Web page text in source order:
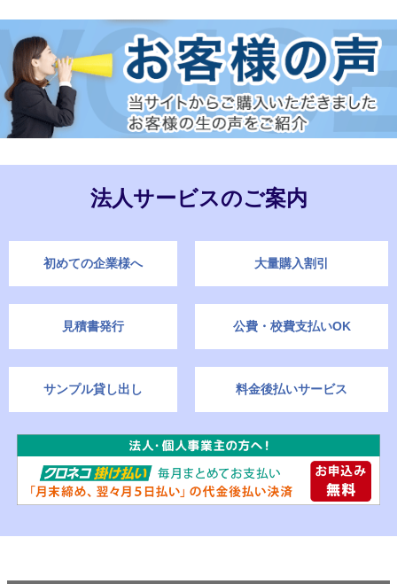
法人サービスのご案内
初めての企業様へ 大量購入割引
見積書発行 公費・校費支払いOK
サンプル貸し出し 料金後払いサービス